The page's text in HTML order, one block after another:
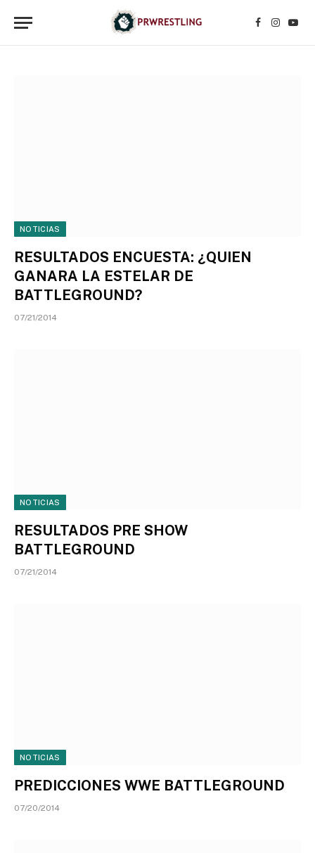
Facebook
NOTICIAS
RESULTADOS ENCUESTA: ¿QUIEN
GANARA LA ESTELAR DE
BATTLEGROUND?
07/21/2014
NOTICIAS
RESULTADOS PRE SHOW
BATTLEGROUND
07/21/2014
NOTICIAS
PREDICCIONES WWE BATTLEGROUND
07/20/2014